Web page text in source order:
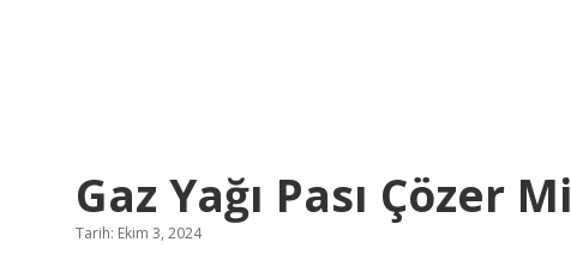
Gaz Yağı Pası Çözer Mi
Tarih: Ekim 3, 2024